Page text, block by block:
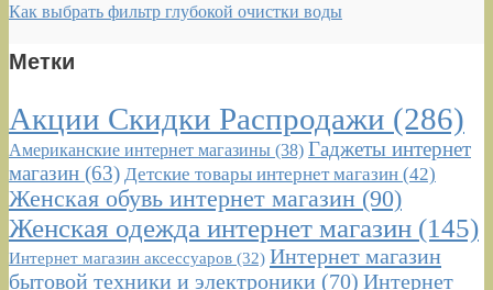
Как выбрать фильтр глубокой очистки воды
Метки
Акции Скидки Распродажи (286)
Американские интернет магазины (38) Гаджеты интернет
магазин (63) Детские товары интернет магазин (42)
Женская обувь интернет магазин (90)
Женская одежда интернет магазин (145)
Интернет магазин аксессуаров (32) Интернет магазин
бытовой техники и электроники (70) Интернет